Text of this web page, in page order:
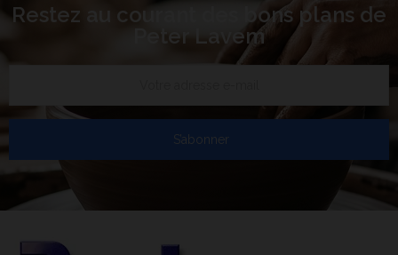
Restez au courant des bons plans de
Peter Lavem
S’abonner